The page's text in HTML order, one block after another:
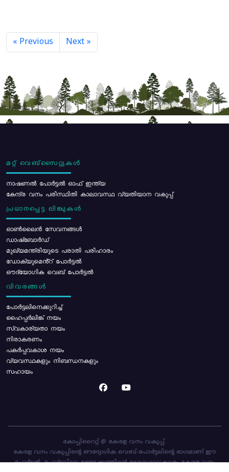
« Previous Next »
മറ്റ് വെബ്സൈറ്റുകൾ
നാഷണൽ പോർട്ടൽ ഓഫ് ഇന്ത്യ
കേന്ദ്ര വനം പരിസ്ഥിതി കാലാവസ്ഥ വ്യതിയാന വകുപ്പ്
പ്രധാനപ്പെട്ട ലിങ്കുകൾ
ഓൺലൈൻ സേവനങ്ങൾ
ഡാഷ്ബോർഡ്
മുഖ്യമന്ത്രിയുടെ പരാതി പരിഹാരം
ഡോക്യുമെൻ്റ് പോർട്ടൽ
ഔദ്യോഗിക വെബ് പോർട്ടൽ
വിവരങ്ങൾ
പോര്‍ട്ടലിനെക്കുറിച്ച്
ഹൈപ്പർലിങ്ക് നയം
സ്വകാര്യതാ നയം
നിരാകരണം
പകർപ്പവകാശ നയം
വ്യവസ്ഥകളും നിബന്ധനകളും
സഹായം
കോപ്പിറൈറ്റ് @ കേരള വനം വകുപ്പ്.
കേരള വനം വകുപ്പിന്റെ ഔദ്യോഗിക വെബ്-പോർട്ടലിന്റെ ഭാഗമാണ് ഈ
പോർട്ടൽ. പോർട്ടലിലെ ഉള്ളടക്കത്തിന്റെ ഉടമസ്ഥാവകാശം കേരള വനം